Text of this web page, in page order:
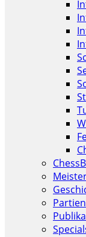
Partien